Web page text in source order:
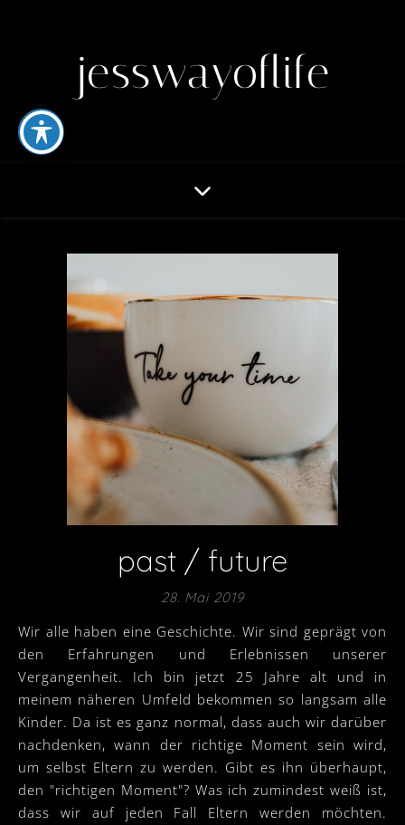
jesswayoflife
past / future
28. Mai 2019
Wir alle haben eine Geschichte. Wir sind geprägt von
den Erfahrungen und Erlebnissen unserer
Vergangenheit. Ich bin jetzt 25 Jahre alt und in
meinem näheren Umfeld bekommen so langsam alle
Kinder. Da ist es ganz normal, dass auch wir darüber
nachdenken, wann der richtige Moment sein wird,
um selbst Eltern zu werden. Gibt es ihn überhaupt,
den "richtigen Moment"? Was ich zumindest weiß ist,
dass wir auf jeden Fall Eltern werden möchten.